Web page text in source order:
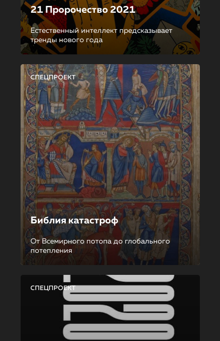
21 Пророчество 2021
Естественный интеллект предсказывает
тренды нового года
СПЕЦПРОЕКТ
Библия катастроф
От Всемирного потопа до глобального
потепления
СПЕЦПРОЕКТ